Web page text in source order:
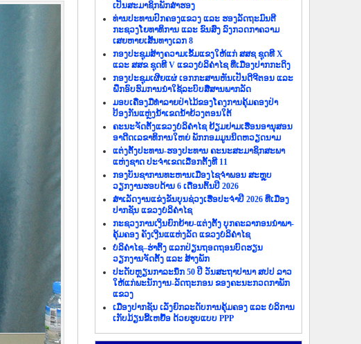
ເປັນສະມາຊິກພັກສຳຮອງ
ທ່ານປະທານປົກຄອງແຂວງ ແລະ ຮອງລັດຖະມົນຕີ
ກະຊວງໂຍທາທິການ ແລະ ຂົນສົ່ງ ລົງກວດກາຄວາມ
ເສຍຫາຍເສັ້ນທາງເລກ 8
ກອງປະຊຸມສ້າງຄວາມເຂັ້ມແຂງໃຫ້ແກ່ ສສຊ ຊຸດທີ X
ແລະ ສສຂ ຊຸດທີ V ແຂວງບໍລິຄຳໄຊ ທີ່ເມືອງປາກກະດິງ
ກອງປະຊຸມເຜີຍແຜ່ ເອກກະສານຫັນເປັນດີຈີຕອນ ແລະ
ຝຶກອົບຮົມການນຳໃຊ້ລະບົບສື່ສານພາກລັດ
ມອບເຄື່ອງມືທຳລາຍປ່າໄມ້ຂອງໂຄງການຄຸ້ມຄອງປ່າ
ປ້ອງກັນແຫຼ່ງນ້ຳເຂດນ້ຳຍ້ວງຕອນໃຕ້
ຄະນະຈັດຕັ້ງແຂວງບໍລິຄຳໄຊ ຢ້ຽມຢາມເຮືອນອານຸສອນ
ອາດີດເລຂາທິການໃຫຍ່ ພັກກອມມູນນິດຫວຽດນາມ
ແຕ່ງຕັ້ງປະທານ-ຮອງປະທານ ຄະນະສະມາຊິກສະພາ
ແຫ່ງຊາດ ປະຈຳເຂດເລືອກຕັ້ງທີ 11
ກອງບັນຊາການທະຫານເມືອງໄຊຈຳພອນ ສະຫຼຸບ
ວຽກງານຮອບດ້ານ 6 ເດືອນຕົ້ນປີ 2026
ສຳເລັດງານແຂ່ງຂັນບຸນຊ່ວງເຮືອປະຈຳປີ 2026 ທີ່ເມືອງ
ປາກຊັນ ແຂວງບໍລິຄຳໄຊ
ກະຊວງການເງິນຍົກຍ້າຍ-ແຕ່ງຕັ້ງ ບຸກຄະລາກອນນຳພາ-
ຄຸ້ມຄອງ ຄັງເງີນແແຫ່ງລັດ ແຂວງບໍລິຄຳໄຊ
ບໍລິຄຳໄຊ–ຮ່າຕິ້ງ ແລກປ່ຽນຖອດຖອນບົດຮຽນ
ວຽກງານຈັດຕັ້ງ ແລະ ສ້າງພັກ
ປະດັບຫຼຽນກາລະນຶກ 50 ປີ ວັນສະຖາປານາ ສປປ ລາວ
ໃຫ້ແກ່ພະນັກງານ-ລັດຖະກອນ ຂອງຄະນະກວດກາພັກ
ແຂວງ
ເມືອງປາກຊັນ ເລັ່ງຍົກລະດັບການຄຸ້ມຄອງ ແລະ ບໍລິການ
ເກັບມ້ຽນຂີ້ເຫຍື້ອ ດ້ວຍຮູບແບບ PPP